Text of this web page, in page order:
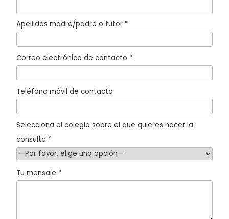
Apellidos madre/padre o tutor *
Correo electrónico de contacto *
Teléfono móvil de contacto
Selecciona el colegio sobre el que quieres hacer la
consulta *
Tu mensaje *